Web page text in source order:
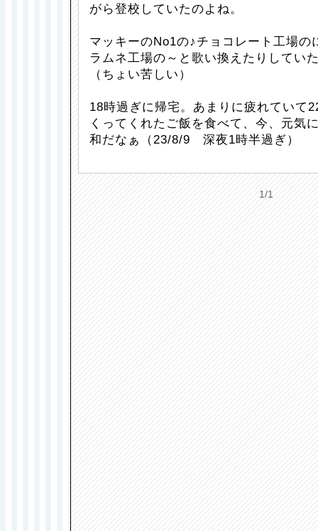
がら登校していたのよね。
マッキーのNo1の♪チョコレート工場の
ラムネ工場の～と歌い換えたりしてい
（ちょい苦しい）
18時過ぎに帰宅。あまりに疲れていて
くってくれたご飯を食べて、今、元気
和だなぁ（23/8/9 深夜1時半過ぎ）
1/1